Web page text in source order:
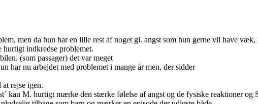
men da hun har en lille rest af noget gl. angst som hun gerne vil have
indkredse problemet.
(som passager) det var meget
har nu arbejdet med problemet i mange år men, der sidder
rejse igen.
kan M. hurtigt mærke den stærke følelse af angst og de fysiske reaktioner